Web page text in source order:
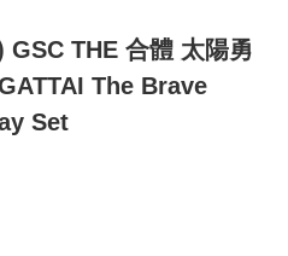
GSC THE 合體 太陽勇
The Brave
Set